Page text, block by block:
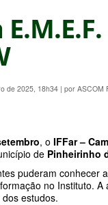
de 2025, 18h34 | por ASCOM
, o IFFar –
de Pinheirinho
puderam conhecer
no Instituto.
estudos.